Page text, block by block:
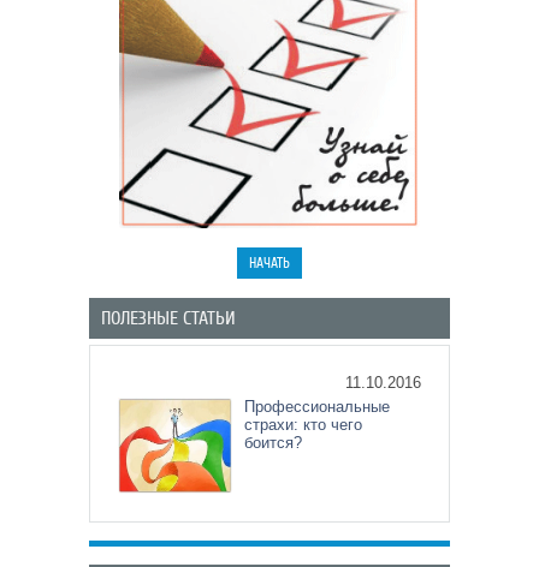
ПОЛЕЗНЫЕ СТАТЬИ
11.10.2016
Профессиональные
страхи: кто чего
боится?